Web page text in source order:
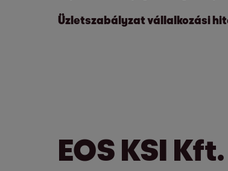
Üzletszabályzat vállalkozási
EOS KSI Kft.